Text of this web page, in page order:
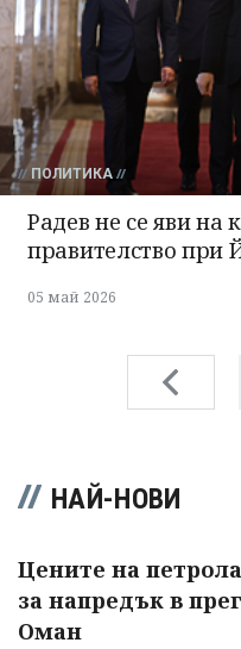
ПОЛИТИКА
Радев не се яви на
правителство при
05 май 2026
НАЙ-НОВИ
Цените на
за напредък в
Оман